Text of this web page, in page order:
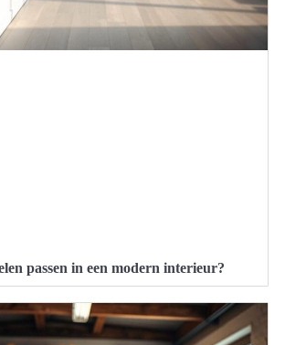
passen in een modern interieur?